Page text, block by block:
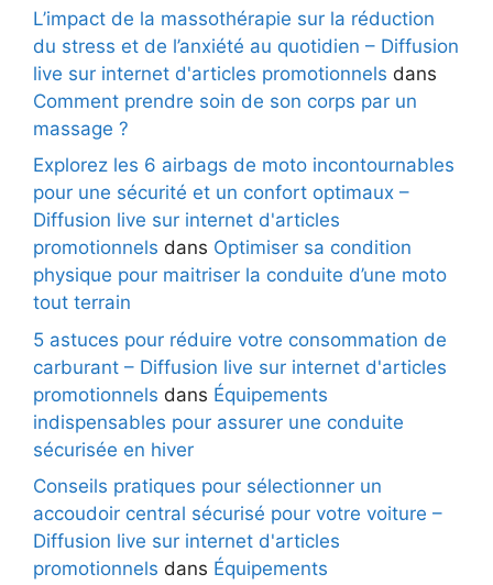
L’impact de la massothérapie sur la réduction
du stress et de l’anxiété au quotidien – Diffusion
live sur internet d'articles promotionnels dans
Comment prendre soin de son corps par un
massage ?
Explorez les 6 airbags de moto incontournables
pour une sécurité et un confort optimaux –
Diffusion live sur internet d'articles
promotionnels dans Optimiser sa condition
physique pour maitriser la conduite d’une moto
tout terrain
5 astuces pour réduire votre consommation de
carburant – Diffusion live sur internet d'articles
promotionnels dans Équipements
indispensables pour assurer une conduite
sécurisée en hiver
Conseils pratiques pour sélectionner un
accoudoir central sécurisé pour votre voiture –
Diffusion live sur internet d'articles
promotionnels dans Équipements